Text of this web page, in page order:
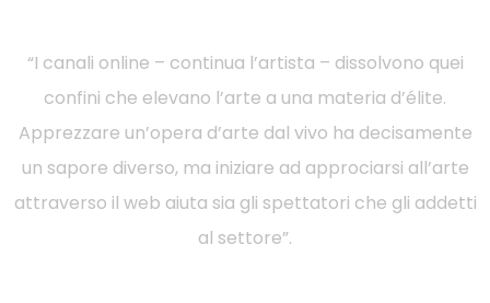
“I canali online – continua l’artista – dissolvono quei
confini che elevano l’arte a una materia d’élite.
Apprezzare un’opera d’arte dal vivo ha decisamente
un sapore diverso, ma iniziare ad approciarsi all’arte
attraverso il web aiuta sia gli spettatori che gli addetti
al settore”.